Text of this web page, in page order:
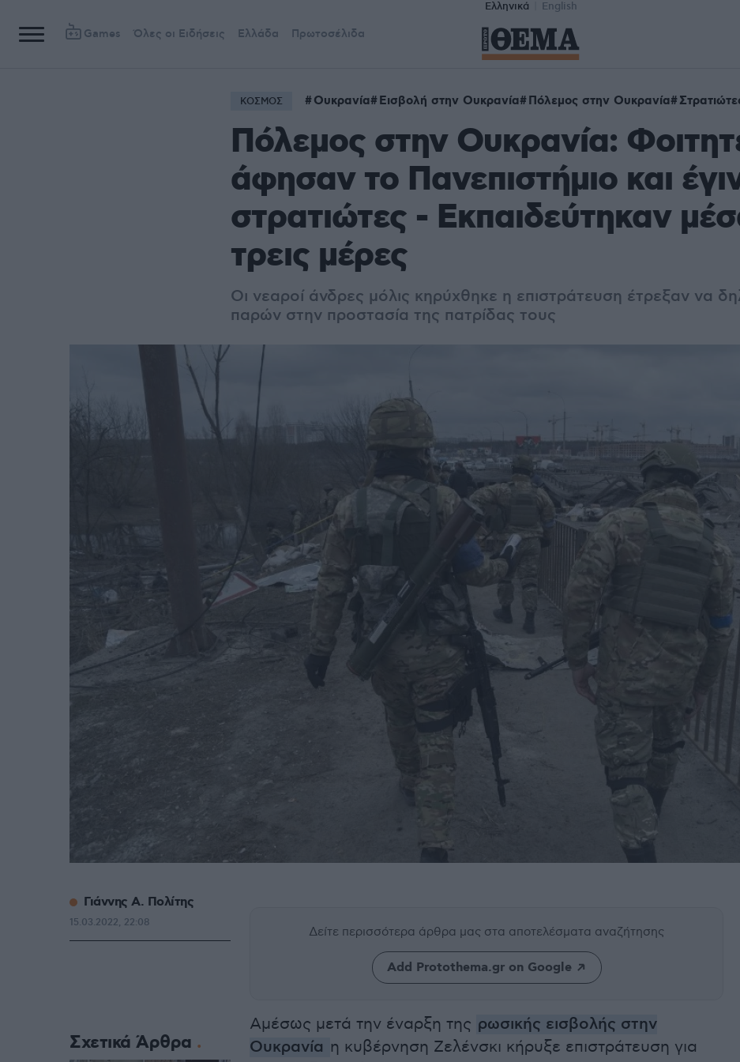
Ελληνικά English
Games Όλες οι Ειδήσεις Ελλάδα Πρωτοσέλιδα
ΚΟΣΜΟΣ Ουκρανία Εισβολή στην Ουκρανία Πόλεμος στην Ουκρανία
Πόλεμος στην Ουκρανία:
άφησαν το Πανεπιστήμιο και
στρατιώτες - Εκπαιδεύτηκαν
τρεις μέρες
Οι νεαροί άνδρες μόλις κηρύχθηκε η επιστράτευση έτρεξαν να
παρών στην προστασία της πατρίδας τους
Δείτε περισσότερα άρθρα μας στα αποτελέσματα αναζήτησης
Add Protothema.gr on Google
Αμέσως μετά την έναρξη της ρωσικής εισβολής στην
Ουκρανία η κυβέρνηση Ζελένσκι κήρυξε επιστράτευση για
Γιάννης Α. Πολίτης
15.03.2022, 22:08
Σχετικά Άρθρα